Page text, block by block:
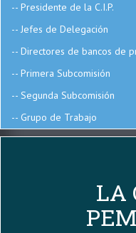
a
la
Presidente de la C.I.P.
Jefes de Delegación
Directores de bancos de
Primera Subcomisión
Segunda Subcomisión
Grupo de Trabajo
LA